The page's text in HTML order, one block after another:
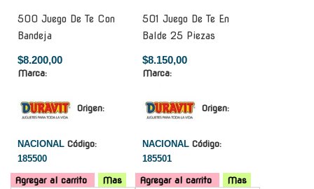
500 Juego De Te Con
Bandeja
$8.200,00
Marca:
Origen:
NACIONAL Código:
185500
Agregar al carrito Mas
501 Juego De Te En
Balde 25 Piezas
$8.150,00
Marca:
Origen:
NACIONAL Código:
185501
Agregar al carrito
Mas